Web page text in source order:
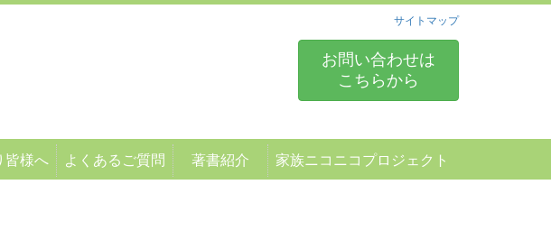
サイトマップ
お問い合わせは
こちらから
皆様へ よくあるご質問 著書紹介 家族ニコニコプロジェクト